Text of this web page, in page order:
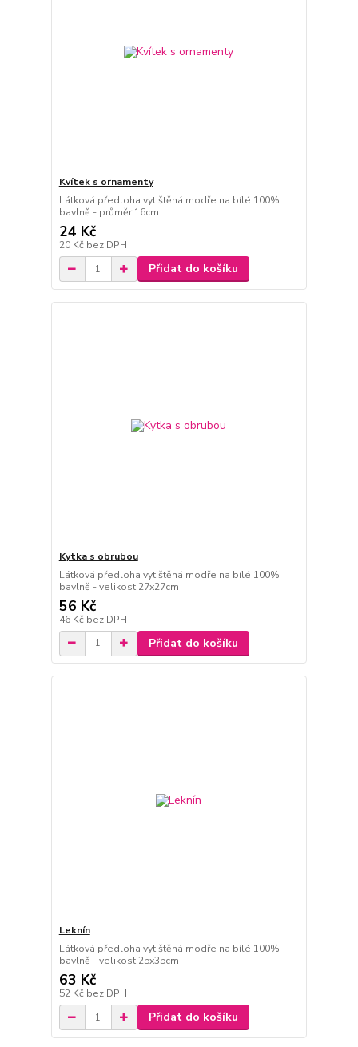
Kvítek s ornamenty
Látková předloha vytištěná modře na bílé 100%
bavlně - průměr 16cm
24 Kč
20 Kč bez DPH
Přidat do košíku
Kytka s obrubou
Látková předloha vytištěná modře na bílé 100%
bavlně - velikost 27x27cm
56 Kč
46 Kč bez DPH
Přidat do košíku
Leknín
Látková předloha vytištěná modře na bílé 100%
bavlně - velikost 25x35cm
63 Kč
52 Kč bez DPH
Přidat do košíku